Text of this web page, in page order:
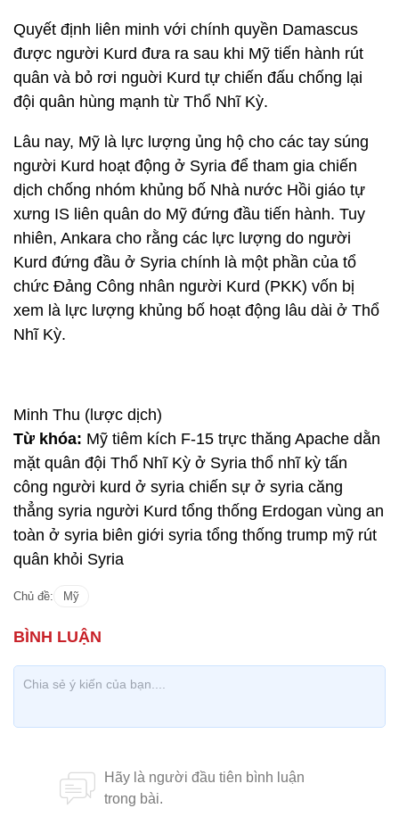
Quyết định liên minh với chính quyền Damascus
được người Kurd đưa ra sau khi Mỹ tiến hành rút
quân và bỏ rơi nguời Kurd tự chiến đấu chống lại
đội quân hùng mạnh từ Thổ Nhĩ Kỳ.
Lâu nay, Mỹ là lực lượng ủng hộ cho các tay súng
người Kurd hoạt động ở Syria để tham gia chiến
dịch chống nhóm khủng bố Nhà nước Hồi giáo tự
xưng IS liên quân do Mỹ đứng đầu tiến hành. Tuy
nhiên, Ankara cho rằng các lực lượng do người
Kurd đứng đầu ở Syria chính là một phần của tổ
chức Đảng Công nhân người Kurd (PKK) vốn bị
xem là lực lượng khủng bố hoạt động lâu dài ở Thổ
Nhĩ Kỳ.
Minh Thu (lược dịch)
Từ khóa: Mỹ tiêm kích F-15 trực thăng Apache dằn
mặt quân đội Thổ Nhĩ Kỳ ở Syria thổ nhĩ kỳ tấn
công người kurd ở syria chiến sự ở syria căng
thẳng syria người Kurd tổng thống Erdogan vùng an
toàn ở syria biên giới syria tổng thống trump mỹ rút
quân khỏi Syria
Chủ đề: Mỹ